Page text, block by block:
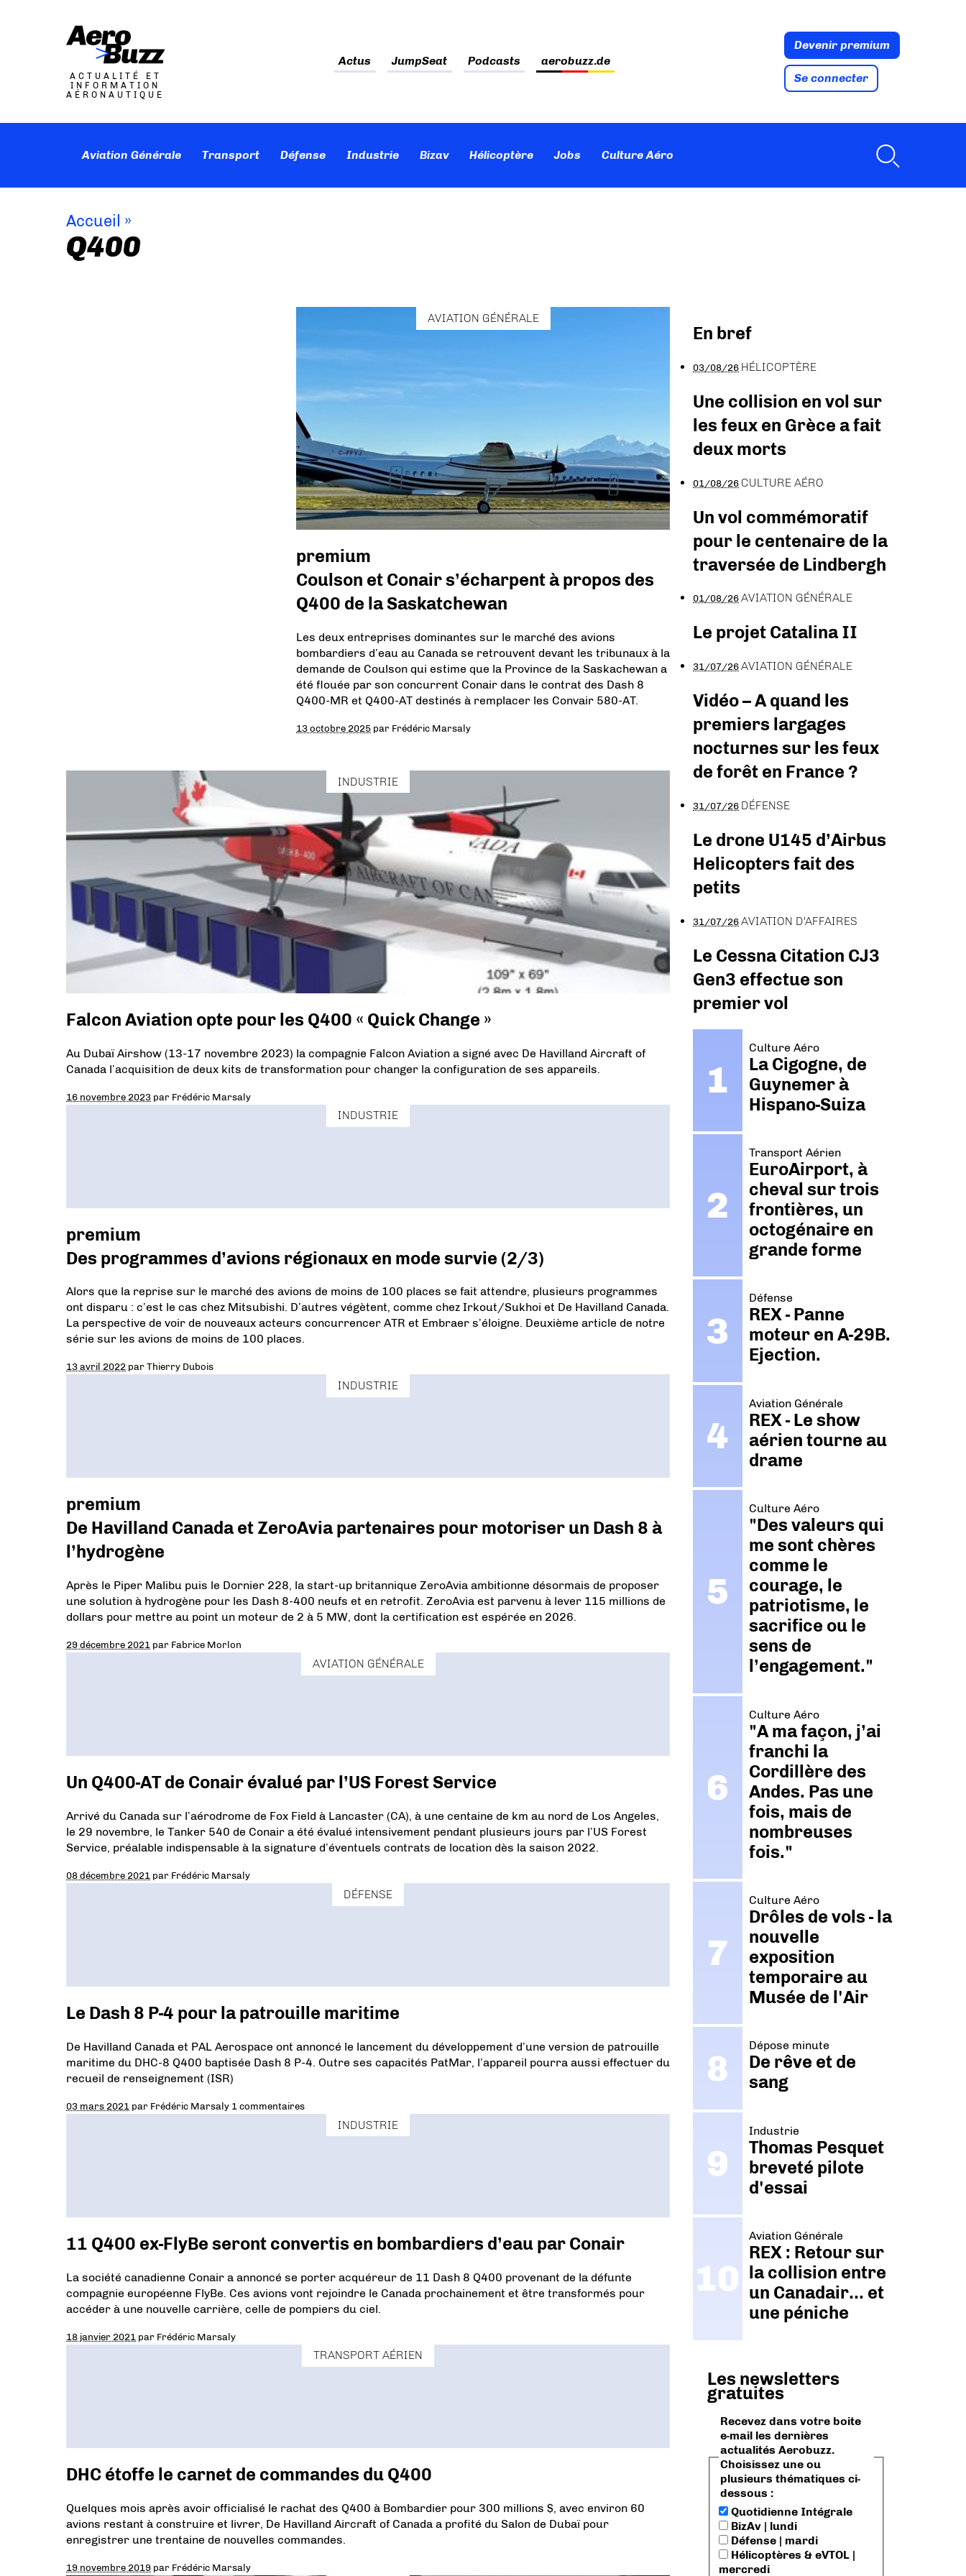
ACTUALITÉ ET
INFORMATION
AÉRONAUTIQUE
Actus JumpSeat Podcasts aerobuzz.de
Devenir premium
Se connecter
Aviation Générale Transport Défense Industrie Bizav Hélicoptère Jobs Culture Aéro
Accueil »
Q400
AVIATION GÉNÉRALE
premium
Coulson et Conair s’écharpent à propos des
Q400 de la Saskatchewan
Les deux entreprises dominantes sur le marché des avions
bombardiers d’eau au Canada se retrouvent devant les tribunaux à la
demande de Coulson qui estime que la Province de la Saskachewan a
été flouée par son concurrent Conair dans le contrat des Dash 8
Q400-MR et Q400-AT destinés à remplacer les Convair 580-AT.
13 octobre 2025 par Frédéric Marsaly
INDUSTRIE
Falcon Aviation opte pour les Q400 « Quick Change »
Au Dubaï Airshow (13-17 novembre 2023) la compagnie Falcon Aviation a signé avec De Havilland Aircraft of
Canada l’acquisition de deux kits de transformation pour changer la configuration de ses appareils.
16 novembre 2023 par Frédéric Marsaly
INDUSTRIE
premium
Des programmes d’avions régionaux en mode survie (2/3)
Alors que la reprise sur le marché des avions de moins de 100 places se fait attendre, plusieurs programmes
ont disparu : c’est le cas chez Mitsubishi. D’autres végètent, comme chez Irkout/Sukhoi et De Havilland Canada.
La perspective de voir de nouveaux acteurs concurrencer ATR et Embraer s’éloigne. Deuxième article de notre
série sur les avions de moins de 100 places.
13 avril 2022 parThierry Dubois
INDUSTRIE
premium
De Havilland Canada et ZeroAvia partenaires pour motoriser un Dash 8 à
l’hydrogène
Après le Piper Malibu puis le Dornier 228, la start-up britannique ZeroAvia ambitionne désormais de proposer
une solution à hydrogène pour les Dash 8-400 neufs et en retrofit. ZeroAvia est parvenu à lever 115 millions de
dollars pour mettre au point un moteur de 2 à 5 MW, dont la certification est espérée en 2026.
29 décembre 2021 par Fabrice Morlon
AVIATION GÉNÉRALE
Un Q400-AT de Conair évalué par l’US Forest Service
Arrivé du Canada sur l’aérodrome de Fox Field à Lancaster (CA), à une centaine de km au nord de Los Angeles,
le 29 novembre, le Tanker 540 de Conair a été évalué intensivement pendant plusieurs jours par l’US Forest
Service, préalable indispensable à la signature d’éventuels contrats de location dès la saison 2022.
08 décembre 2021 par Frédéric Marsaly
DÉFENSE
Le Dash 8 P-4 pour la patrouille maritime
De Havilland Canada et PAL Aerospace ont annoncé le lancement du développement d’une version de patrouille
maritime du DHC-8 Q400 baptisée Dash 8 P-4. Outre ses capacités PatMar, l’appareil pourra aussi effectuer du
recueil de renseignement (ISR)
03 mars 2021 par Frédéric Marsaly 1 commentaires
INDUSTRIE
11 Q400 ex-FlyBe seront convertis en bombardiers d’eau par Conair
La société canadienne Conair a annoncé se porter acquéreur de 11 Dash 8 Q400 provenant de la défunte
compagnie européenne FlyBe. Ces avions vont rejoindre le Canada prochainement et être transformés pour
accéder à une nouvelle carrière, celle de pompiers du ciel.
18 janvier 2021 par Frédéric Marsaly
TRANSPORT AÉRIEN
DHC étoffe le carnet de commandes du Q400
Quelques mois après avoir officialisé le rachat des Q400 à Bombardier pour 300 millions $, avec environ 60
avions restant à construire et livrer, De Havilland Aircraft of Canada a profité du Salon de Dubaï pour
enregistrer une trentaine de nouvelles commandes.
19 novembre 2019 par Frédéric Marsaly
En bref
03/08/26 HÉLICOPTÈRE
Une collision en vol sur
les feux en Grèce a fait
deux morts
01/08/26 CULTURE AÉRO
Un vol commémoratif
pour le centenaire de la
traversée de Lindbergh
01/08/26AVIATION GÉNÉRALE
Le projet Catalina II
31/07/26AVIATION GÉNÉRALE
Vidéo – A quand les
premiers largages
nocturnes sur les feux
de forêt en France ?
31/07/26 DÉFENSE
Le drone U145 d’Airbus
Helicopters fait des
petits
31/07/26AVIATION D'AFFAIRES
Le Cessna Citation CJ3
Gen3 effectue son
premier vol
Culture Aéro
La Cigogne, de
Guynemer à
Hispano-Suiza
Transport Aérien
EuroAirport, à
cheval sur trois
frontières, un
octogénaire en
grande forme
Défense
REX - Panne
moteur en A-29B.
Ejection.
Aviation Générale
REX - Le show
aérien tourne au
drame
Culture Aéro
"Des valeurs qui
me sont chères
comme le
courage, le
patriotisme, le
sacrifice ou le
sens de
l’engagement."
Culture Aéro
"A ma façon, j’ai
franchi la
Cordillère des
Andes. Pas une
fois, mais de
nombreuses
fois."
Culture Aéro
Drôles de vols - la
nouvelle
exposition
temporaire au
Musée de l'Air
Dépose minute
De rêve et de
sang
Industrie
Thomas Pesquet
breveté pilote
d'essai
Aviation Générale
REX : Retour sur
la collision entre
un Canadair… et
une péniche
Les newsletters
gratuites
Recevez dans votre boite
e-mail les dernières
actualités Aerobuzz.
Choisissez une ou
plusieurs thématiques ci-
dessous :
Quotidienne Intégrale
BizAv | lundi
Défense | mardi
Hélicoptères & eVTOL |
mercredi